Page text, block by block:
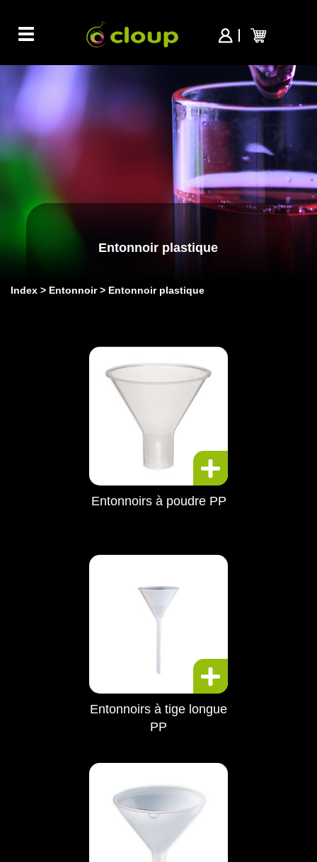
Toggle
navigation
Entonnoir plastique
Index Entonnoir Entonnoir plastique
Entonnoirs à poudre PP
Entonnoirs à tige longue
PP